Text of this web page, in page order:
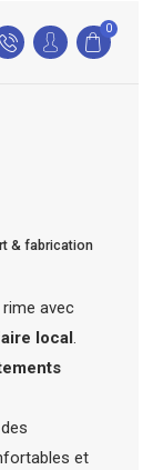
0
& fabrication
avec
local.
et